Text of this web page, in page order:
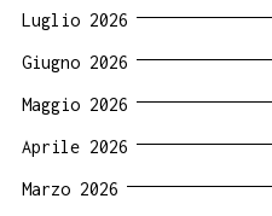
Luglio 2026
Giugno 2026
Maggio 2026
Aprile 2026
Marzo 2026